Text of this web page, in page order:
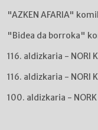
"AZKEN AFARIA"
"Bidea da borroka"
116. aldizkaria - NORI
116. aldizkaria - NORI
100. aldizkaria - NORK